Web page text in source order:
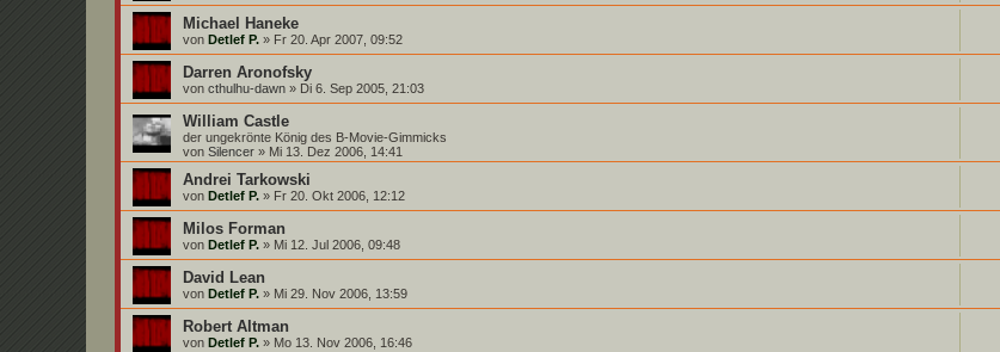
Michael Haneke
von Detlef P. » Fr 20. Apr 2007, 09:52
Darren Aronofsky
von cthulhu-dawn » Di 6. Sep 2005, 21:03
William Castle
der ungekrönte König des B-Movie-Gimmicks
von Silencer » Mi 13. Dez 2006, 14:41
Andrei Tarkowski
von Detlef P. » Fr 20. Okt 2006, 12:12
Milos Forman
von Detlef P. » Mi 12. Jul 2006, 09:48
David Lean
von Detlef P. » Mi 29. Nov 2006, 13:59
Robert Altman
von Detlef P. » Mo 13. Nov 2006, 16:46